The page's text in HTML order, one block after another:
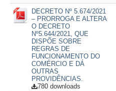
DECRETO Nº 5.674/2021
– PRORROGA E ALTERA
O DECRETO
Nº5.644/2021, QUE
DISPÕE SOBRE
REGRAS DE
FUNCIONAMENTO DO
COMÉRCIO E DÁ
OUTRAS
PROVIDÊNCIAS.
780 downloads